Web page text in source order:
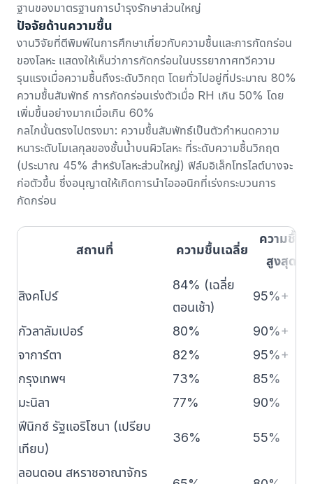
ฐานของมาตรฐานการบำรุงรักษาส่วนใหญ่
ปัจจัยด้านความชื้น
งานวิจัยที่ตีพิมพ์ในการศึกษาเกี่ยวกับความชื้นและการกัดกร่อน
ของโลหะ แสดงให้เห็นว่าการกัดกร่อนในบรรยากาศทวีความ
รุนแรงเมื่อความชื้นถึงระดับวิกฤต โดยทั่วไปอยู่ที่ประมาณ 80%
ความชื้นสัมพัทธ์ การกัดกร่อนเร่งตัวเมื่อ RH เกิน 50% โดย
เพิ่มขึ้นอย่างมากเมื่อเกิน 60%
กลไกนั้นตรงไปตรงมา: ความชื้นสัมพัทธ์เป็นตัวกำหนดความ
หนาระดับโมเลกุลของชั้นน้ำบนผิวโลหะ ที่ระดับความชื้นวิกฤต
(ประมาณ 45% สำหรับโลหะส่วนใหญ่) ฟิล์มอิเล็กโทรไลต์บางจะ
ก่อตัวขึ้น ซึ่งอนุญาตให้เกิดการนำไอออนิกที่เร่งกระบวนการ
กัดกร่อน
สถานที่ ความชื้นเฉลี่ย
ความชื้น
สูงสุด
สิงคโปร์
84% (เฉลี่ย
ตอนเช้า)
95%+
กัวลาลัมเปอร์ 80% 90%+
จาการ์ตา
82% 95%+
กรุงเทพฯ
73% 85%
มะนิลา
77% 90%
ฟีนิกซ์ รัฐแอริโซนา (เปรียบ
เทียบ)
36% 55%
ลอนดอน สหราชอาณาจักร